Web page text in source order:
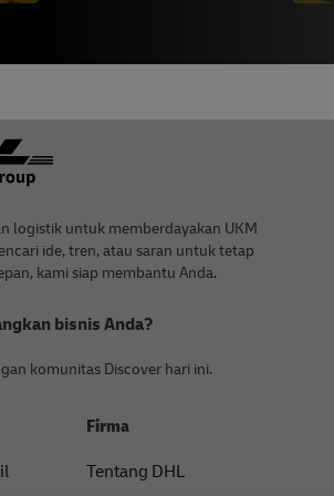
logistik untuk memberdayakan UKM
ide, tren, atau saran untuk tetap
kami siap membantu Anda.
bisnis Anda?
komunitas Discover hari ini.
Firma
Tentang DHL